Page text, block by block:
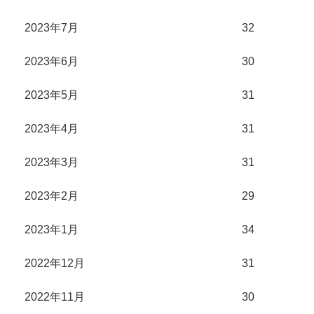
2023年7月 32
2023年6月 30
2023年5月 31
2023年4月 31
2023年3月 31
2023年2月 29
2023年1月 34
2022年12月 31
2022年11月 30